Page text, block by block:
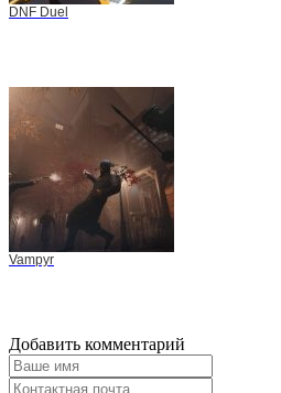
DNF Duel
Vampyr
Добавить комментарий